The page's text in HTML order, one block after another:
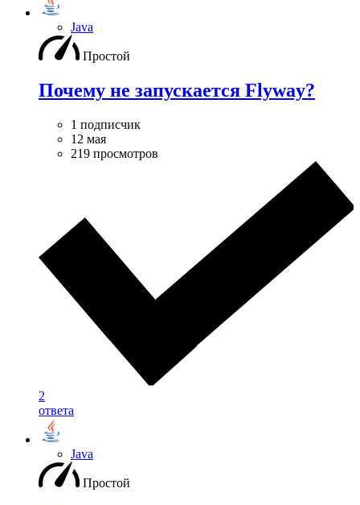
Java
Простой
Почему не запускается Flyway?
1 подписчик
12 мая
219 просмотров
2
ответа
Java
Простой